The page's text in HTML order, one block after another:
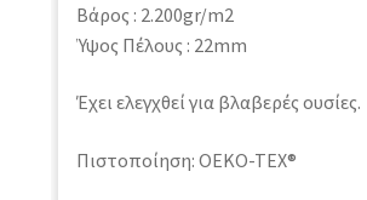
Βάρος : 2.200gr/m2
Ύψος Πέλους : 22mm
Έχει ελεγχθεί για βλαβερές ουσίες.
Πιστοποίηση: OEKO-TEX®